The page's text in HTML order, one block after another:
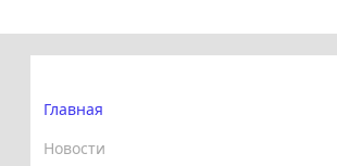
Главная
Новости